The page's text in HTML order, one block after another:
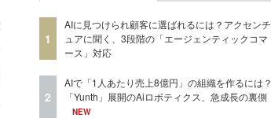
1
AIに見つけられ顧客に選ばれるには？アクセンチ
ュアに聞く、3段階の「エージェンティックコマ
ース」対応
2
AIで「1人あたり売上8億円」の組織を作るには？
「Yunth」展開のAiロボティクス、急成長の裏側
NEW